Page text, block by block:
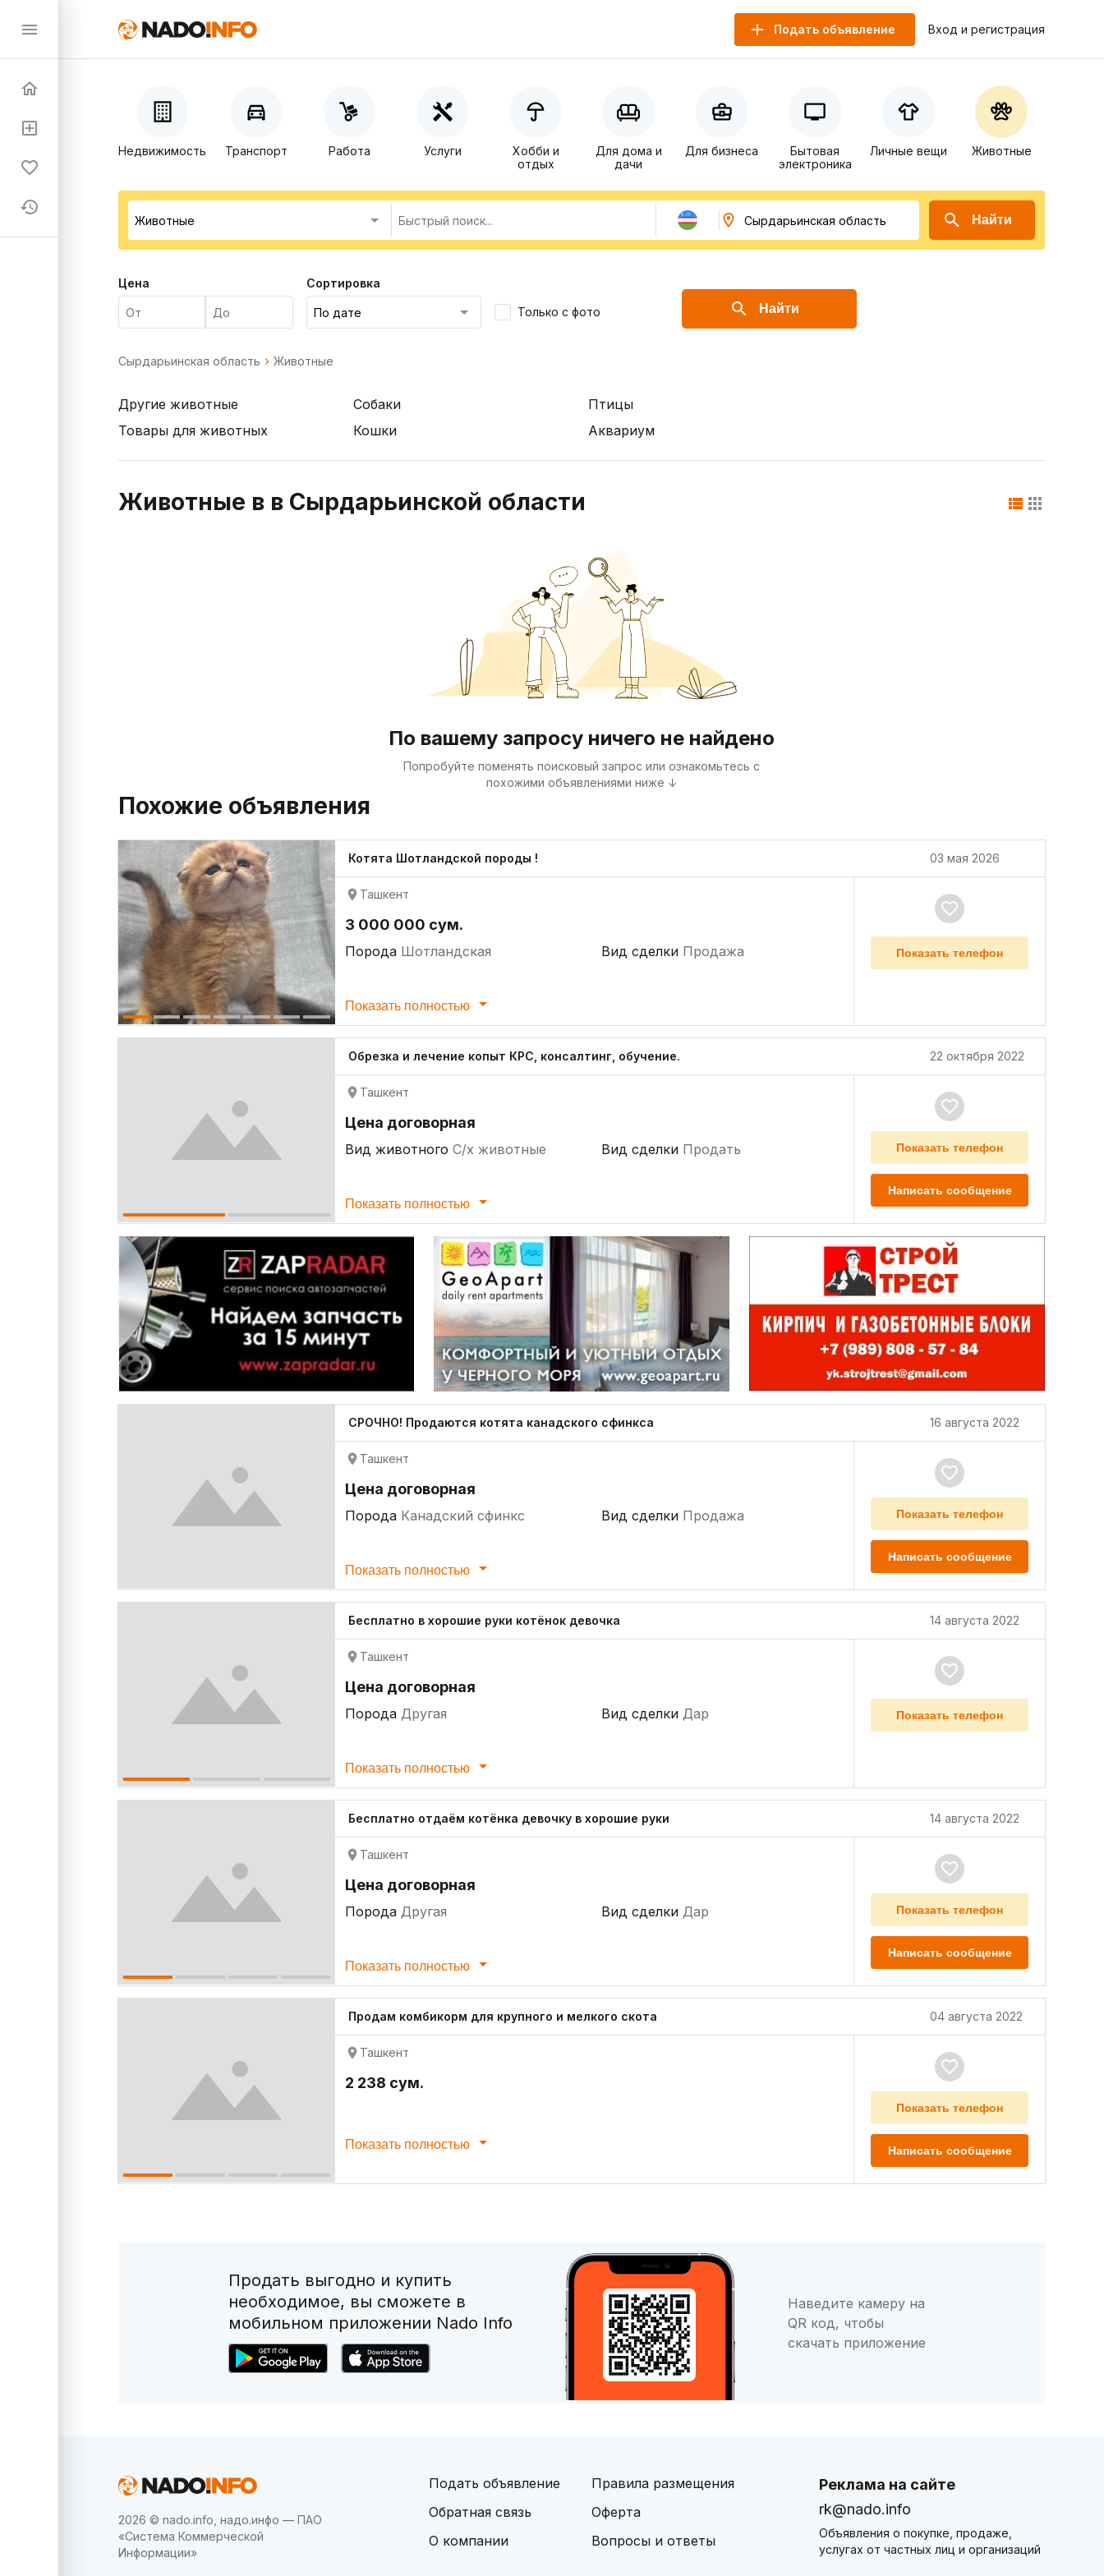
Подать объявление Вход и регистрация
Недвижимость Транспорт Работа Услуги
Хобби и
отдых
Для дома и
дачи
Для бизнеса
Бытовая
электроника
Личные вещи Животные
Найти
Цена Сортировка
Только с фото Найти
Сырдарьинская область Животные
Другие животные
Товары для животных
Собаки
Кошки
Птицы
Аквариум
Животные в в Сырдарьинской области
По вашему запросу ничего не найдено
Попробуйте поменять поисковый запрос или ознакомьтесь с
похожими объявлениями ниже ↓
Похожие объявления
Котята Шотландской породы ! 03 мая 2026
Ташкент
3 000 000 сум.
Порода Шотландская Вид сделки Продажа
Показать полностью
Показать телефон
Обрезка и лечение копыт КРС, консалтинг, обучение. 22 октября 2022
Ташкент
Цена договорная
Вид животного С/х животные Вид сделки Продать
Показать полностью
Показать телефон
Написать сообщение
СРОЧНО! Продаются котята канадского сфинкса 16 августа 2022
Ташкент
Цена договорная
Порода Канадский сфинкс Вид сделки Продажа
Показать полностью
Показать телефон
Написать сообщение
Бесплатно в хорошие руки котёнок девочка 14 августа 2022
Ташкент
Цена договорная
Порода Другая Вид сделки Дар
Показать полностью
Показать телефон
Бесплатно отдаём котёнка девочку в хорошие руки 14 августа 2022
Ташкент
Цена договорная
Порода Другая Вид сделки Дар
Показать полностью
Показать телефон
Написать сообщение
Продам комбикорм для крупного и мелкого скота 04 августа 2022
Ташкент
2 238 сум.
Показать полностью
Показать телефон
Написать сообщение
Продать выгодно и купить
необходимое, вы сможете в
мобильном приложении Nado Info
Наведите камеру на
QR код, чтобы
скачать приложение
2026 © nado.info, надо.инфо — ПАО
«Система Коммерческой
Информации»
Подать объявление
Обратная связь
О компании
Правила размещения
Оферта
Вопросы и ответы
Реклама на сайте
rk@nado.info
Объявления о покупке, продаже,
услугах от частных лиц и организаций